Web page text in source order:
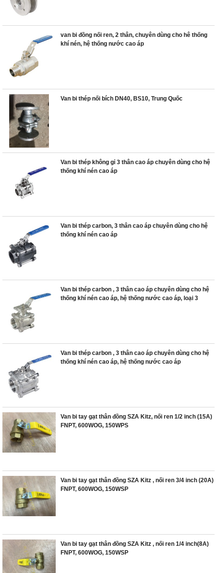
van bi đồng nối ren, 2 thân, chuyên dùng cho hê thống
khí nén, hệ thống nước cao áp
Van bi thép nối bích DN40, BS10, Trung Quốc
Van bi thép không gỉ 3 thân cao áp chuyên dùng cho hệ
thống khí nén cao áp
Van bi thép carbon, 3 thân cao áp chuyên dùng cho hệ
thống khí nén cao áp
Van bi thép carbon , 3 thân cao áp chuyên dùng cho hệ
thống khí nén cao áp, hệ thống nước cao áp, loại 3
Van bi thép carbon , 3 thân cao áp chuyên dùng cho hệ
thống khí nén cao áp, hệ thống nước cao áp
Van bi tay gạt thân đồng SZA Kitz, nối ren 1/2 inch (15A)
FNPT, 600WOG, 150WPS
Van bi tay gạt thân đồng SZA Kitz , nối ren 3/4 inch (20A)
FNPT, 600WOG, 150WSP
Van bi tay gạt thân đồng SZA Kitz , nối ren 1/4 inch(8A)
FNPT, 600WOG, 150WSP